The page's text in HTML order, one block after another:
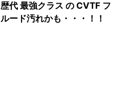
歴代 最強クラス の CVTF フ
ルード汚れかも・・・！！